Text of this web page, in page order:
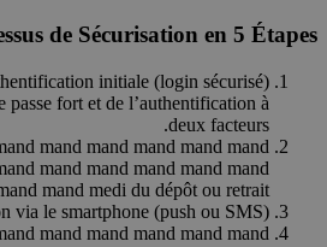
de Sécurisation en 5 Étapes
initiale (login sécurisé)
passe fort et de l’authentification à
deux facteurs.
mand mand mand mand mand
mand mand mand mand mand
mand medi du dépôt ou retrait.
via le smartphone (push ou SMS).
mand mand mand mand mand